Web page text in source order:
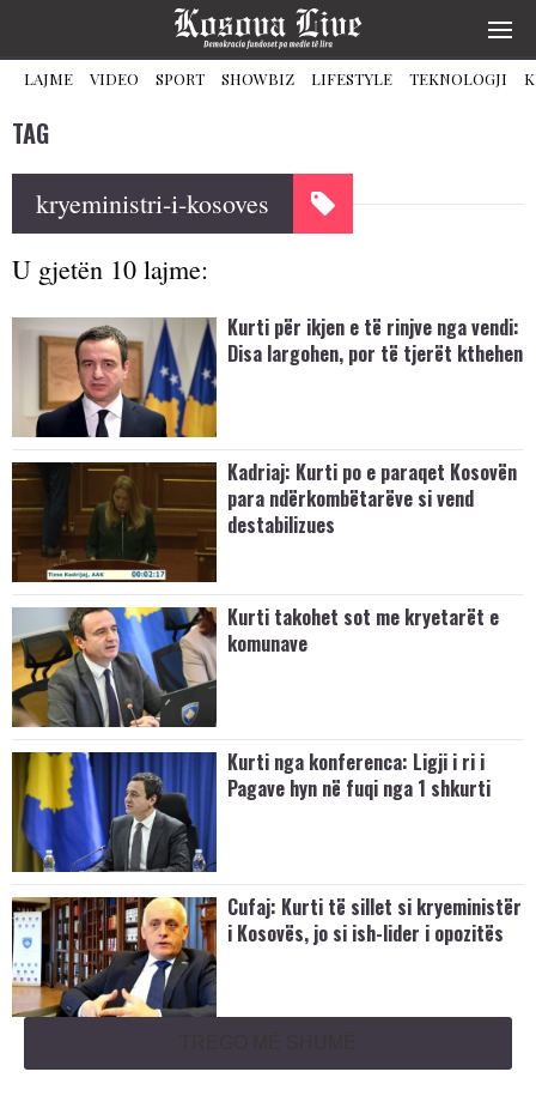
LAJME VIDEO SPORT SHOWBIZ LIFESTYLE TEKNOLOGJI
TAG
kryeministri-i-kosoves
U gjetën 10 lajme:
Kurti për ikjen e të rinjve nga vendi:
Disa largohen, por të tjerët kthehen
Kadriaj: Kurti po e paraqet Kosovën
para ndërkombëtarëve si vend
destabilizues
Kurti takohet sot me kryetarët e
komunave
Kurti nga konferenca: Ligji i ri i
Pagave hyn në fuqi nga 1 shkurti
Cufaj: Kurti të sillet si kryeministër
i Kosovës, jo si ish-lider i opozitës